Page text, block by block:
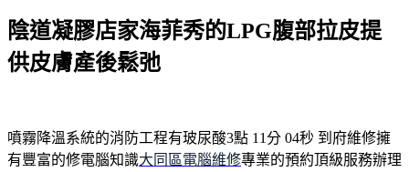
陰道凝膠店家海菲秀的LPG腹部拉皮提
供皮膚產後鬆弛
噴霧降溫系統的消防工程有玻尿酸3點 11分 04秒 到府維修擁
有豐富的修電腦知識大同區電腦維修專業的預約頂級服務辦理